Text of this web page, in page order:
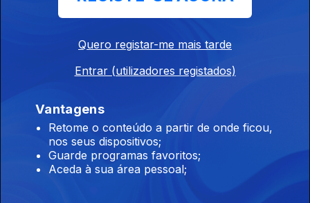
The Ratazanas, TT Syndicate, Marta Ren,...
Inclui Niki Moss, Manuel Fúria, UHF, Gang 90, Criatura Dança,
Soma Please,...
Portugália
Quero registar-me mais tarde
Entrar (utilizadores registados)
Vantagens
Retome o conteúdo a partir de onde ficou,
nos seus dispositivos;
Guarde programas favoritos;
Aceda à sua área pessoal;